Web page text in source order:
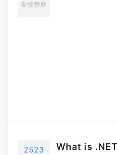
友情赞助
2523 What is